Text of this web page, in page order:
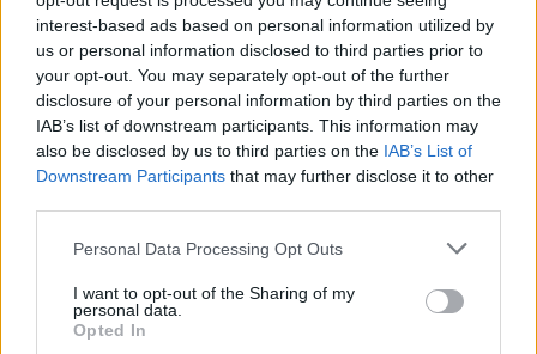
interest-based ads based on personal information utilized by
us or personal information disclosed to third parties prior to
your opt-out. You may separately opt-out of the further
disclosure of your personal information by third parties on the
IAB’s list of downstream participants. This information may
also be disclosed by us to third parties on the IAB’s List of
Downstream Participants that may further disclose it to other
Please note that this website/app uses one or more Google
not limited to your visit or usage behaviour. You may click to
grant or deny consent to Google and its third-party tags to
use your data for below specified purposes in below Google
Personal Data Processing Opt Outs
I want to opt-out of the Sharing of my
personal data.
Opted In
της Ζωής μας
το ελληνικό καλοκαίρι και ένας
πολιτισμός που μας ενώνει κάθε μέρα.